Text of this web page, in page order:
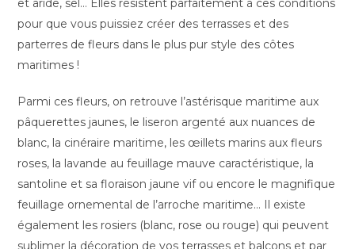
et aride, sel… Elles résistent parfaitement à ces conditions
pour que vous puissiez créer des terrasses et des
parterres de fleurs dans le plus pur style des côtes
maritimes !
Parmi ces fleurs, on retrouve l’astérisque maritime aux
pâquerettes jaunes, le liseron argenté aux nuances de
blanc, la cinéraire maritime, les œillets marins aux fleurs
roses, la lavande au feuillage mauve caractéristique, la
santoline et sa floraison jaune vif ou encore le magnifique
feuillage ornemental de l’arroche maritime… Il existe
également les rosiers (blanc, rose ou rouge) qui peuvent
sublimer la décoration de vos terrasses et balcons et par